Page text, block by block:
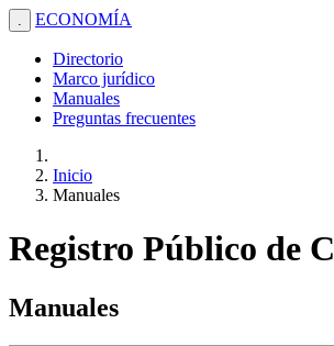
. ECONOMÍA
Directorio
Marco jurídico
Manuales
Preguntas frecuentes
Inicio
Manuales
Registro Público de
Manuales